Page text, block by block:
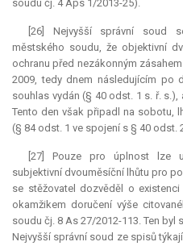
soudu čj. 4 Aps 1/2013-25).
[26] Nejvyšší správní soud
městského soudu, že objektivní
ochranu před nezákonným
2009, tedy dnem následujícím po
souhlas vydán (§ 40 odst. 1 s. ř. s.),
Tento den však připadl na sobotu,
(§ 84 odst. 1 ve spojení s § 40 odst.
[27] Pouze pro úplnost lze
subjektivní dvouměsíční lhůtu pro
se stěžovatel dozvěděl o
okamžikem doručení výše
soudu čj. 8 As 27/2012-113. Ten byl
Nejvyšší správní soud ze spisů